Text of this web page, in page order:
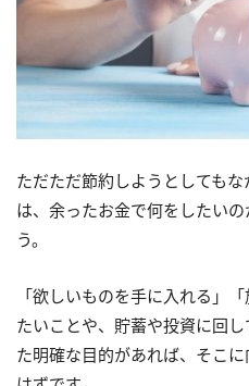
ただただ節約しようとしても
は、余ったお金で何をしたい
う。
「欲しいものを手に入れる」
たいことや、貯蓄や投資に回
た明確な目的があれば、そこ